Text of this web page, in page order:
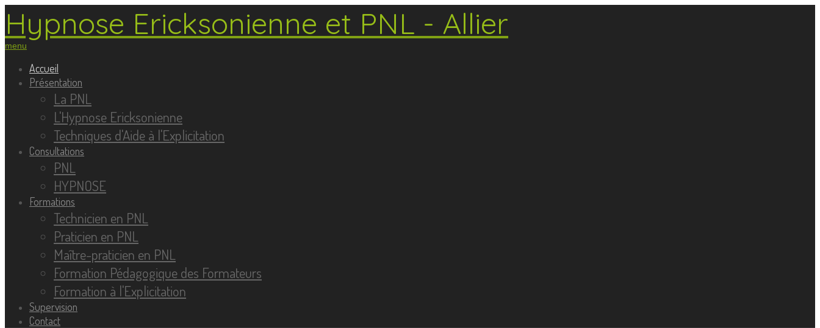
Hypnose Ericksonienne et PNL - Allier
menu
Accueil
Présentation
La PNL
L'Hypnose Ericksonienne
Techniques d'Aide à l'Explicitation
Consultations
PNL
HYPNOSE
Formations
Technicien en PNL
Praticien en PNL
Maître-praticien en PNL
Formation Pédagogique des Formateurs
Formation à l'Explicitation
Supervision
Contact